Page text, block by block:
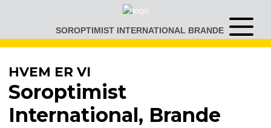
SOROPTIMIST INTERNATIONAL BRANDE Åben
eller
luk
HVEM ER VI
Soroptimist
International, Brande